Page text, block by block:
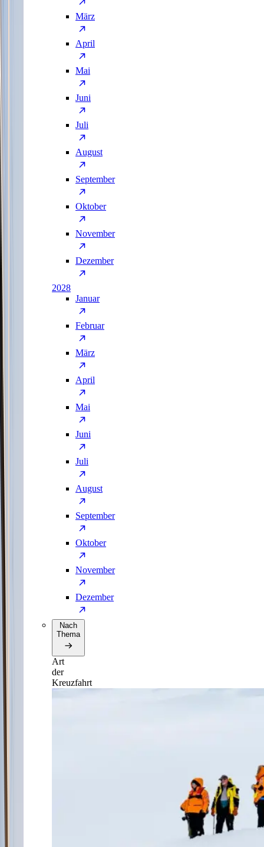
März
April
Mai
Juni
Juli
August
September
Oktober
November
Dezember
2028
Januar
Februar
März
April
Mai
Juni
Juli
August
September
Oktober
November
Dezember
Nach
Thema
Art
der
Kreuzfahrt